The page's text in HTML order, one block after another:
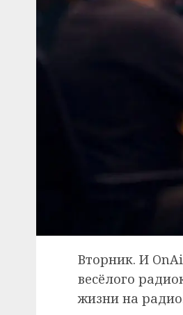
Вторник. И
весёлого
жизни на